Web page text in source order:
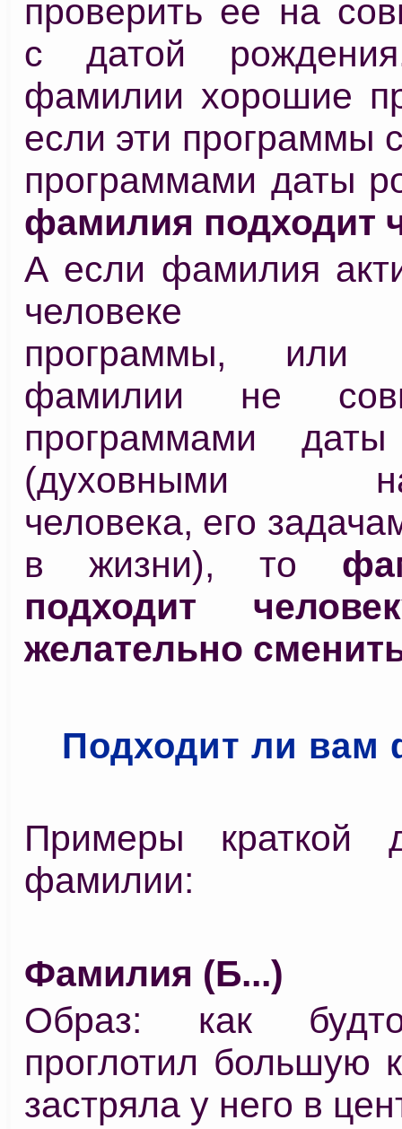
проверить ее на
с датой
фамилии хорошие
если эти программы
программами даты
фамилия подходит
А если фамилия
человеке
программы, или
фамилии не
программами
(духовными
человека, его
в жизни), то
подходит
желательно
Подходит ли вам
Примеры краткой
фамилии:
Фамилия (Б...)
Образ: как
проглотил большую
застряла у него в